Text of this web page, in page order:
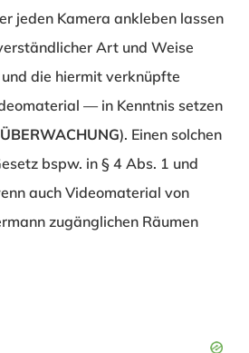
jeden Kamera ankleben lassen
Art und Weise
die hiermit verknüpfte
— in Kenntnis setzen
). Einen solchen
bspw. in § 4 Abs. 1 und
auch Videomaterial von
zugänglichen Räumen